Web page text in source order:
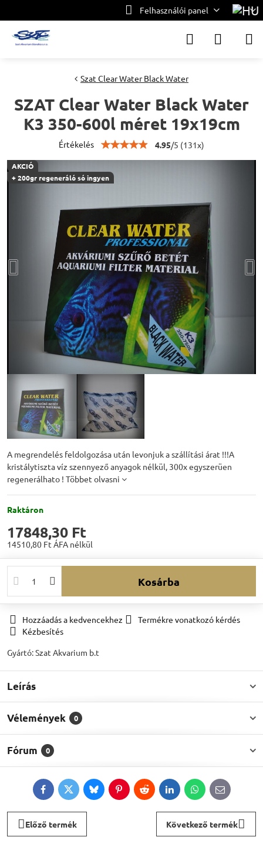
Felhasználói panel
AKCIÓ
+ 200gr regeneráló só ingyen
Szat Clear Water Black Water
SZAT Clear Water Black Water
K3 350-600l méret 19x19cm
Értékelés 4.95/5 (131x)
A megrendelés feldolgozása után levonjuk a szállítási árat !!!A
kristálytiszta víz szennyező anyagok nélkül, 300x egyszerüen
regenerálhato ! Többet olvasni
Raktáron
17848,30 Ft
14510,80 Ft ÁFA nélkül
Kosárba
Hozzáadás a kedvencekhez
Termékre vonatkozó kérdés
Kézbesítés
Gyártó:Szat Akvarium b.t
Leírás
Vélemények 0
Fórum 0
FacebookTwitterBlueskyPinterestRedditLinkedInWhatsApp
E-
mail
Előző termék Következő termék